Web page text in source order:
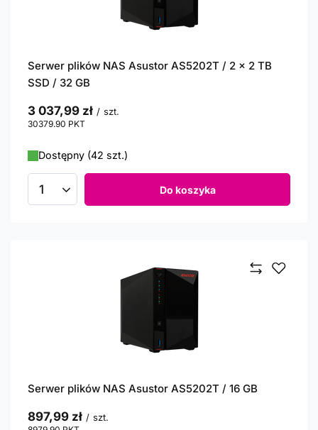
Serwer plików NAS Asustor AS5202T / 2 x 2 TB
SSD / 32 GB
3 037,99 zł / szt.
30379.90 PKT
Dostępny (42 szt.)
Ilość produktów Do koszyka
Serwer plików NAS Asustor AS5202T / 16 GB
897,99 zł / szt.